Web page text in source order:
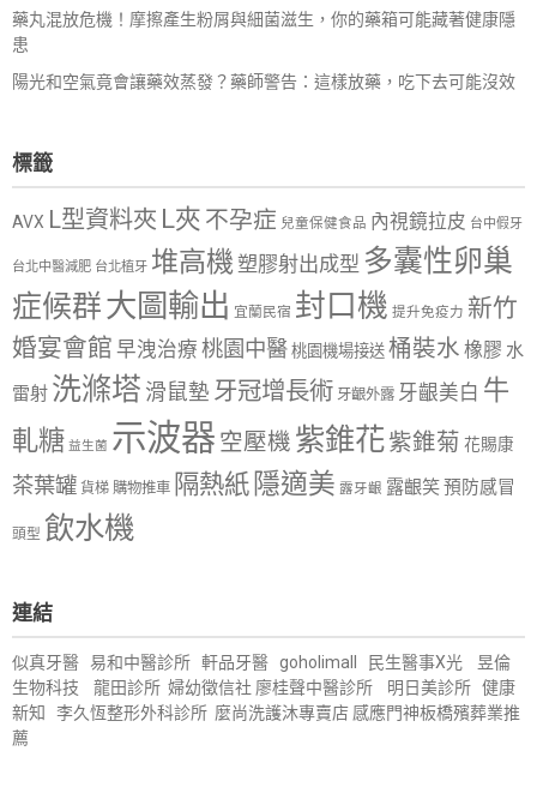
藥丸混放危機！摩擦產生粉屑與細菌滋生，你的藥箱可能藏著健康隱
患
陽光和空氣竟會讓藥效蒸發？藥師警告：這樣放藥，吃下去可能沒效
標籤
AVX L型資料夾 L夾 不孕症 兒童保健食品 內視鏡拉皮 台中假牙
台北中醫減肥 台北植牙 堆高機塑膠射出成型 多囊性卵巢
症候群大圖輸出 宜蘭民宿 封口機 提升免疫力 新竹
婚宴會館 早洩治療 桃園中醫 桃園機場接送 桶裝水 橡膠 水
雷射 洗滌塔 滑鼠墊 牙冠增長術 牙齦外露 牙齦美白 牛
軋糖 益生菌 示波器 空壓機 紫錐花紫錐菊 花賜康
茶葉罐 貨梯 購物推車 隔熱紙 隱適美 露牙齦 露齦笑預防感冒
頭型 飲水機
連結
似真牙醫 易和中醫診所 軒品牙醫 goholimall 民生醫事X光
昱倫
生物科技
龍田診所 婦幼徵信社 廖桂聲中醫診所 明日美診所 健康
新知
李久恆整形外科診所 麼尚洗護沐專賣店 感應門神板橋殯葬業推
薦